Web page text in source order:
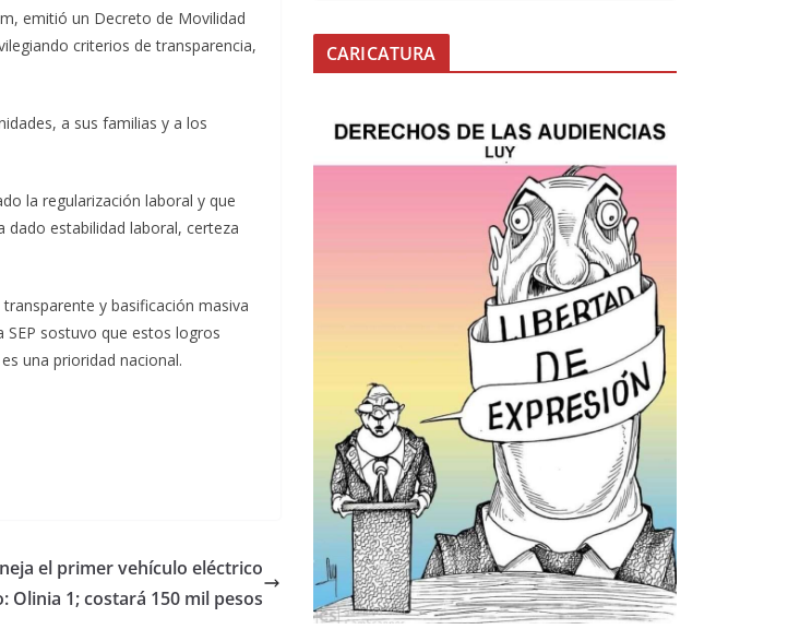
emitió un Decreto de Movilidad
criterios de transparencia,
a sus familias y a los
la regularización laboral y que
estabilidad laboral, certeza
y basificación masiva
sostuvo que estos logros
una prioridad nacional.
el primer vehículo eléctrico
Olinia 1; costará 150 mil pesos
CARICATURA